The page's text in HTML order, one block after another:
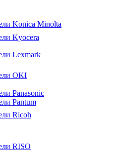
Konica Minolta
Kyocera
Lexmark
OKI
Panasonic
Pantum
Ricoh
RISO